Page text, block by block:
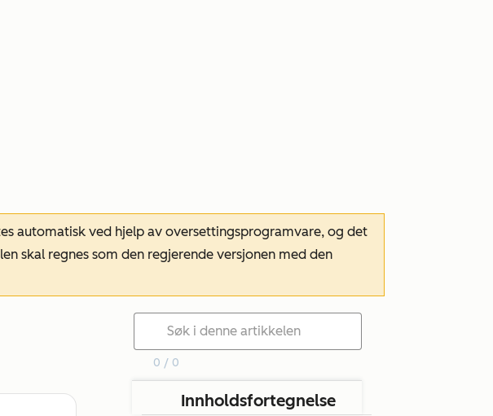
automatisk ved hjelp av oversettingsprogramvare, og det
skal regnes som den regjerende versjonen med den
0 / 0
Innholdsfortegnelse